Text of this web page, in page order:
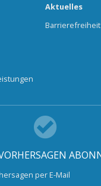
Aktuelles
Barrierefreiheit
per E-Mail